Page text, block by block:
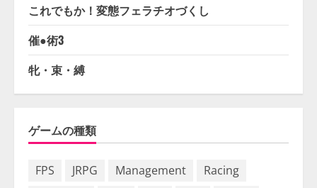
これでもか！変態フェラチオづくし
催●術3
牝・束・縛
ゲームの種類
FPS JRPG Management
Racing